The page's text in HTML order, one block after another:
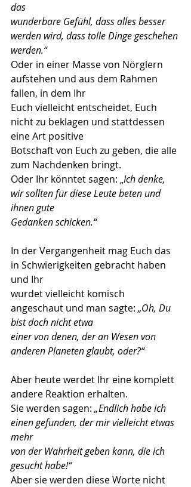
das
wunderbare Gefühl, dass alles besser
werden wird, dass tolle Dinge geschehen
werden.“
Oder in einer Masse von Nörglern
aufstehen und aus dem Rahmen
fallen, in dem Ihr
Euch vielleicht entscheidet, Euch
nicht zu beklagen und stattdessen
eine Art positive
Botschaft von Euch zu geben, die alle
zum Nachdenken bringt.
Oder Ihr könntet sagen: „Ich denke,
wir sollten für diese Leute beten und
ihnen gute
Gedanken schicken.“
In der Vergangenheit mag Euch das
in Schwierigkeiten gebracht haben
und Ihr
wurdet vielleicht komisch
angeschaut und man sagte: „Oh, Du
bist doch nicht etwa
einer von denen, der an Wesen von
anderen Planeten glaubt, oder?“
Aber heute werdet Ihr eine komplett
andere Reaktion erhalten.
Sie werden sagen: „Endlich habe ich
einen gefunden, der mir vielleicht etwas
mehr
von der Wahrheit geben kann, die ich
gesucht habe!“
Aber sie werden diese Worte nicht